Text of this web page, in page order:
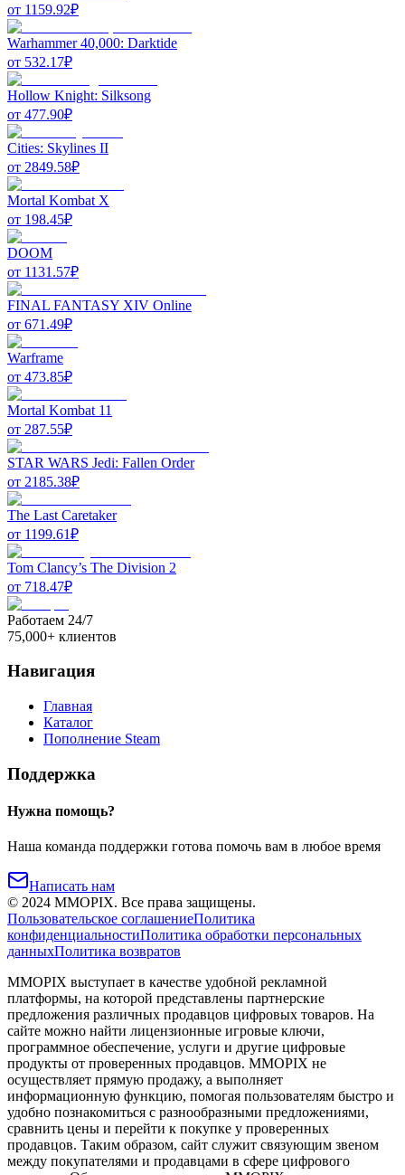
от 1159.92₽
Warhammer 40,000: Darktide
от 532.17₽
Hollow Knight: Silksong
от 477.90₽
Cities: Skylines II
от 2849.58₽
Mortal Kombat X
от 198.45₽
DOOM
от 1131.57₽
FINAL FANTASY XIV Online
от 671.49₽
Warframe
от 473.85₽
Mortal Kombat 11
от 287.55₽
STAR WARS Jedi: Fallen Order
от 2185.38₽
The Last Caretaker
от 1199.61₽
Tom Clancy’s The Division 2
от 718.47₽
Работаем 24/7
75,000+ клиентов
Навигация
Главная
Каталог
Пополнение Steam
Поддержка
Нужна помощь?
Наша команда поддержки готова помочь вам в любое время
Написать нам
© 2024 MMOPIX. Все права защищены.
Пользовательское соглашениеПолитика
конфиденциальностиПолитика обработки персональных
данныхПолитика возвратов
MMOPIX выступает в качестве удобной рекламной
платформы, на которой представлены партнерские
предложения различных продавцов цифровых товаров. На
сайте можно найти лицензионные игровые ключи,
программное обеспечение, услуги и другие цифровые
продукты от проверенных продавцов. MMOPIX не
осуществляет прямую продажу, а выполняет
информационную функцию, помогая пользователям быстро и
удобно познакомиться с разнообразными предложениями,
сравнить цены и перейти к покупке у проверенных
продавцов. Таким образом, сайт служит связующим звеном
между покупателями и продавцами в сфере цифрового